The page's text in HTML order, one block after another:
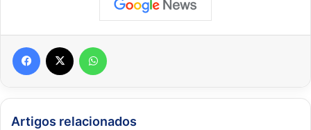
Artigos relacionados